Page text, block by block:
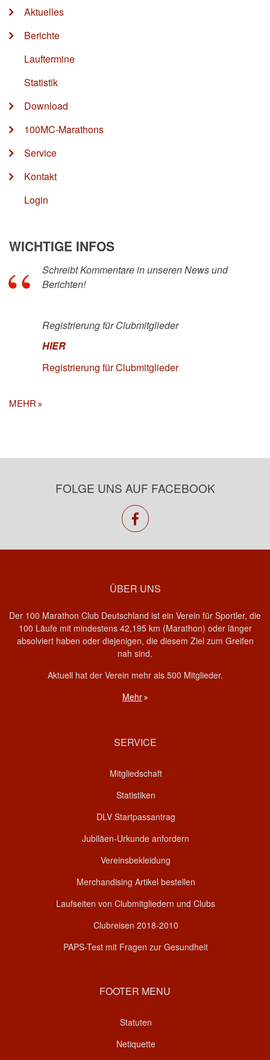
Aktuelles
Berichte
Lauftermine
Statistik
Download
100MC-Marathons
Service
Kontakt
Login
WICHTIGE INFOS
Schreibt Kommentare in unseren News und
Berichten!
Registrierung für Clubmitglieder
HIER
Registrierung für Clubmitglieder
MEHR
FOLGE UNS AUF FACEBOOK
facebook
ÜBER UNS
Der 100 Marathon Club Deutschland ist ein Verein für Sportler, die
100 Läufe mit mindestens 42,195 km (Marathon) oder länger
absolviert haben oder diejenigen, die diesem Ziel zum Greifen
nah sind.
Aktuell hat der Verein mehr als 500 Mitglieder.
Mehr
SERVICE
Mitgliedschaft
Statistiken
DLV Startpassantrag
Jubiläen-Urkunde anfordern
Vereinsbekleidung
Merchandising Artikel bestellen
Laufseiten von Clubmitgliedern und Clubs
Clubreisen 2018-2010
PAPS-Test mit Fragen zur Gesundheit
FOOTER MENU
Statuten
Netiquette